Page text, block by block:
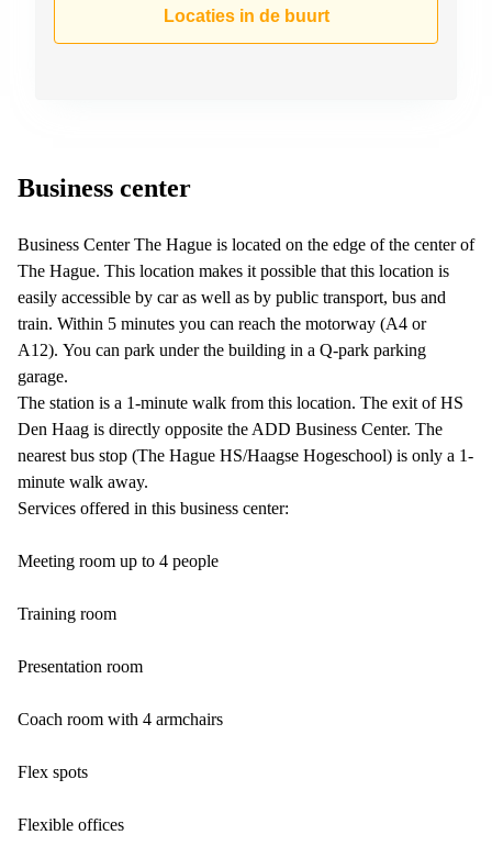
Locaties in de buurt
Business center
Business Center The Hague is located on the edge of the center of
The Hague. This location makes it possible that this location is
easily accessible by car as well as by public transport, bus and
train. Within 5 minutes you can reach the motorway (A4 or
A12). You can park under the building in a Q-park parking
garage.
The station is a 1-minute walk from this location. The exit of HS
Den Haag is directly opposite the ADD Business Center. The
nearest bus stop (The Hague HS/Haagse Hogeschool) is only a 1-
minute walk away.
Services offered in this business center:
Meeting room up to 4 people
Training room
Presentation room
Coach room with 4 armchairs
Flex spots
Flexible offices